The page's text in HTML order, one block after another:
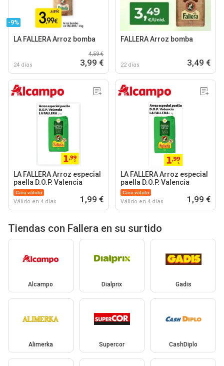
-9%
LA FALLERA Arroz bomba
24 días
4,59 €
3,99 €
FALLERA Arroz bomba
22 días 3,49 €
LA FALLERA Arroz especial
paella D.O.P. Valencia
Casi válido
Válido en 4 días 1,99 €
LA FALLERA Arroz especial
paella D.O.P. Valencia
Casi válido
Válido en 4 días 1,99 €
Tiendas con Fallera en su surtido
Alcampo Dialprix Gadis
Alimerka Supercor CashDiplo